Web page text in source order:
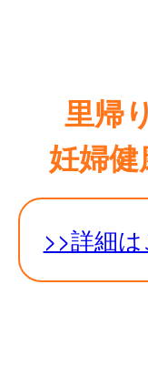
里帰
妊婦
>>詳細